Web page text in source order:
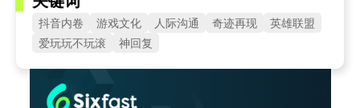
抖音内卷 游戏文化 人际沟通 奇迹再现
英雄联盟
爱玩玩不玩滚
神回复